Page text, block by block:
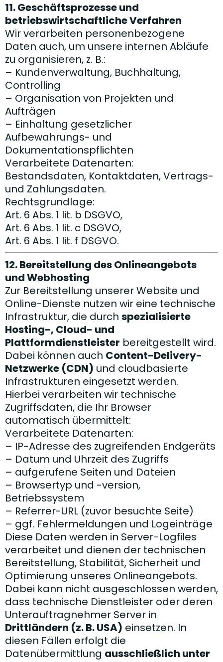
11. Geschäftsprozesse und
betriebswirtschaftliche Verfahren
Wir verarbeiten personenbezogene
Daten auch, um unsere internen Abläufe
zu organisieren, z. B.:
– Kundenverwaltung, Buchhaltung,
Controlling
– Organisation von Projekten und
Aufträgen
– Einhaltung gesetzlicher
Aufbewahrungs- und
Dokumentationspflichten
Verarbeitete Datenarten:
Bestandsdaten, Kontaktdaten, Vertrags-
und Zahlungsdaten.
Rechtsgrundlage:
Art. 6 Abs. 1 lit. b DSGVO,
Art. 6 Abs. 1 lit. c DSGVO,
Art. 6 Abs. 1 lit. f DSGVO.
12. Bereitstellung des Onlineangebots
und Webhosting
Zur Bereitstellung unserer Website und
Online-Dienste nutzen wir eine technische
Infrastruktur, die durch spezialisierte
Hosting-, Cloud- und
Plattformdienstleister bereitgestellt wird.
Dabei können auch Content-Delivery-
Netzwerke (CDN) und cloudbasierte
Infrastrukturen eingesetzt werden.
Hierbei verarbeiten wir technische
Zugriffsdaten, die Ihr Browser
automatisch übermittelt:
Verarbeitete Datenarten:
– IP-Adresse des zugreifenden Endgeräts
– Datum und Uhrzeit des Zugriffs
– aufgerufene Seiten und Dateien
– Browsertyp und -version,
Betriebssystem
– Referrer-URL (zuvor besuchte Seite)
– ggf. Fehlermeldungen und Logeinträge
Diese Daten werden in Server-Logfiles
verarbeitet und dienen der technischen
Bereitstellung, Stabilität, Sicherheit und
Optimierung unseres Onlineangebots.
Dabei kann nicht ausgeschlossen werden,
dass technische Dienstleister oder deren
Unterauftragnehmer Server in
Drittländern (z. B. USA) einsetzen. In
diesen Fällen erfolgt die
Datenübermittlung ausschließlich unter